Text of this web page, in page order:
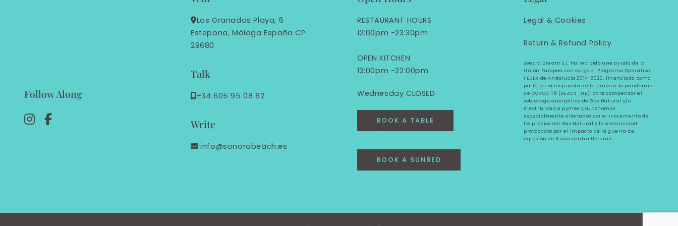
Follow Along
Los Granados Playa, 6
Estepona, Málaga España CP
29680
Talk
+34 605 95 08 82
Write
info@sonorabeach.es
RESTAURANT HOURS
12:00pm -23:30pm
OPEN KITCHEN
13:00pm -22:00pm
Wednesday CLOSED
BOOK A TABLE
BOOK A SUNBED
Legal & Cookies
Return & Refund Policy
Sonora Dream S.L. ha recibido una ayuda de la
Unión Europea con cargo al Programa Operativo
FEDER de Andalucía 2014-2020, financiada como
parte de la respuesta de la Unión a la pandemia
de COVOD-19 (REACT_UE), para compensar el
sobrecoge energético de Gas Natural y/o
electricidad a pymes y autónomos
especialmente afectados por el incremento de
los precios del Gas Natural y la electricidad
provocados por el impacto de la guerra de
agresión de Rusia contra Ucrania.